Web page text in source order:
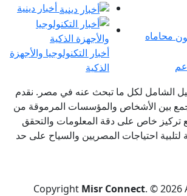
أخبار دينية
أخبار التكنولوجيا والأجهزة
ما تبحث عنه في مصر. نقدم
والمؤسسات المرموقة من
دقة المعلومات والتحقق
المصريين والسياح على حد
CopyrightMisr